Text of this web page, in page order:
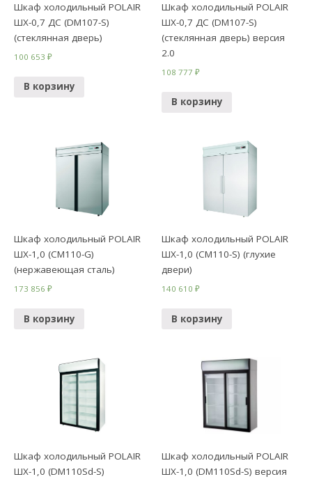
Шкаф холодильный POLAIR
ШХ-0,7 ДС (DM107-S)
(стеклянная дверь)
100 653₽
В корзину
Шкаф холодильный POLAIR
ШХ-0,7 ДС (DM107-S)
(стеклянная дверь) версия
2.0
108 777₽
В корзину
Шкаф холодильный POLAIR
ШХ-1,0 (CM110-G)
(нержавеющая сталь)
173 856₽
В корзину
Шкаф холодильный POLAIR
ШХ-1,0 (CM110-S) (глухие
двери)
140 610₽
В корзину
Шкаф холодильный POLAIR
ШХ-1,0 (DM110Sd-S)
Шкаф холодильный POLAIR
ШХ-1,0 (DM110Sd-S) версия